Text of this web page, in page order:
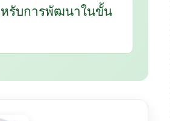
หรับการพัฒนาในขั้น